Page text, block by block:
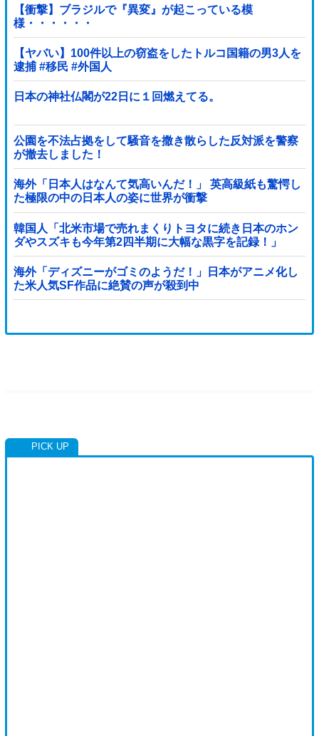
【衝撃】ブラジルで『異変』が起こっている模
様・・・・・・
【ヤバい】100件以上の窃盗をしたトルコ国籍の男3人を
逮捕 #移民 #外国人
日本の神社仏閣が22日に１回燃えてる。
公園を不法占拠をして騒音を撒き散らした反対派を警察
が撤去しました！
海外「日本人はなんて気高いんだ！」 英高級紙も驚愕し
た極限の中の日本人の姿に世界が衝撃
韓国人「北米市場で売れまくりトヨタに続き日本のホン
ダやスズキも今年第2四半期に大幅な黒字を記録！」
→「あまりにも見事なV字回復‥」
海外「ディズニーがゴミのようだ！」日本がアニメ化し
た米人気SF作品に絶賛の声が殺到中